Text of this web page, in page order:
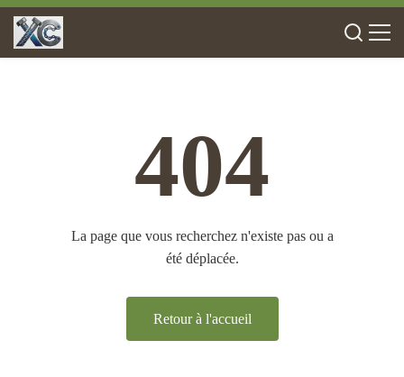
404
La page que vous recherchez n'existe pas ou a
été déplacée.
Retour à l'accueil